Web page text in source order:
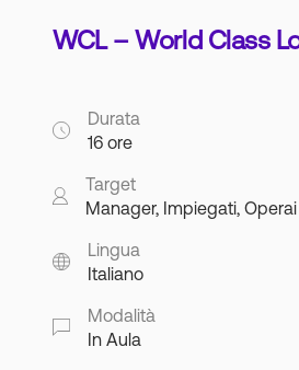
WCL – World Class
Durata
16 ore
Target
Manager, Impiegati, Operai
Lingua
Italiano
Modalità
In Aula